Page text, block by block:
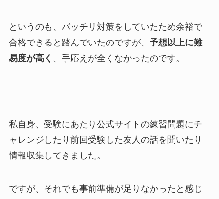
というのも、バッチリ対策をしていたため余裕で
合格できると踏んでいたのですが、 予想以上に難
易度が高く 、手応えが全くなかったのです。
私自身、受験にあたり公式サイトの練習問題にチ
ャレンジしたり前回受験した友人の話を聞いたり
情報収集してきました。
ですが、それでも事前準備が足りなかったと感じ